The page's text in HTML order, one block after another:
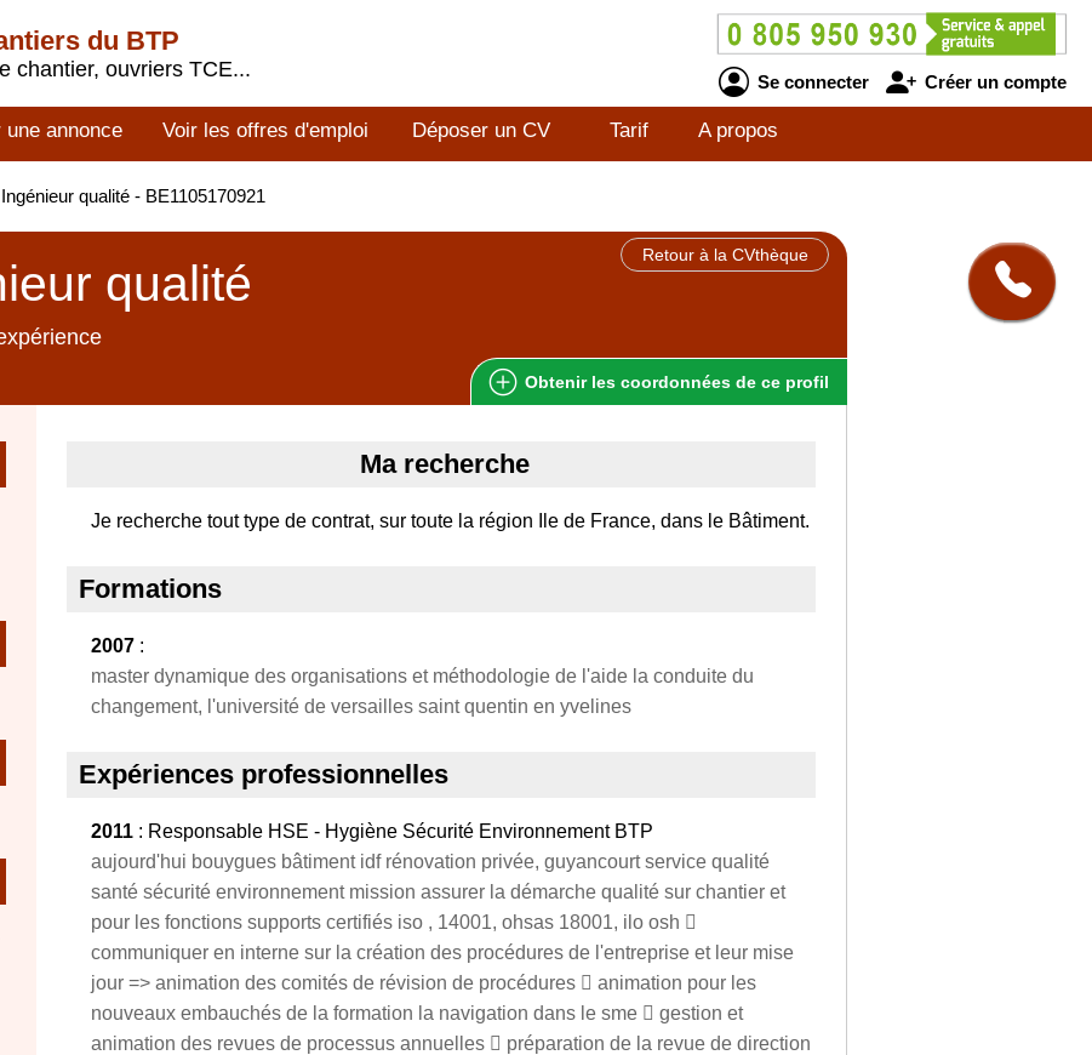
du BTP
chantier, ouvriers TCE...
Se connecter Créer un compte
une annonce Voir les offres d'emploi Déposer un CV Tarif A propos
qualité - BE1105170921
Retour à la CVthèque
qualité
Obtenir les coordonnées de ce profil
Ma recherche
Je recherche tout type de contrat, sur toute la région Ile de France, dans le Bâtiment.
Formations
2007 :
master dynamique des organisations et méthodologie de l'aide la conduite du
changement, l'université de versailles saint quentin en yvelines
Expériences professionnelles
2011 : Responsable HSE - Hygiène Sécurité Environnement BTP
aujourd'hui bouygues bâtiment idf rénovation privée, guyancourt service qualité
santé sécurité environnement mission assurer la démarche qualité sur chantier et
pour les fonctions supports certifiés iso , 14001, ohsas 18001, ilo osh 
communiquer en interne sur la création des procédures de l'entreprise et leur mise
jour => animation des comités de révision de procédures  animation pour les
nouveaux embauchés de la formation la navigation dans le sme  gestion et
animation des revues de processus annuelles  préparation de la revue de direction